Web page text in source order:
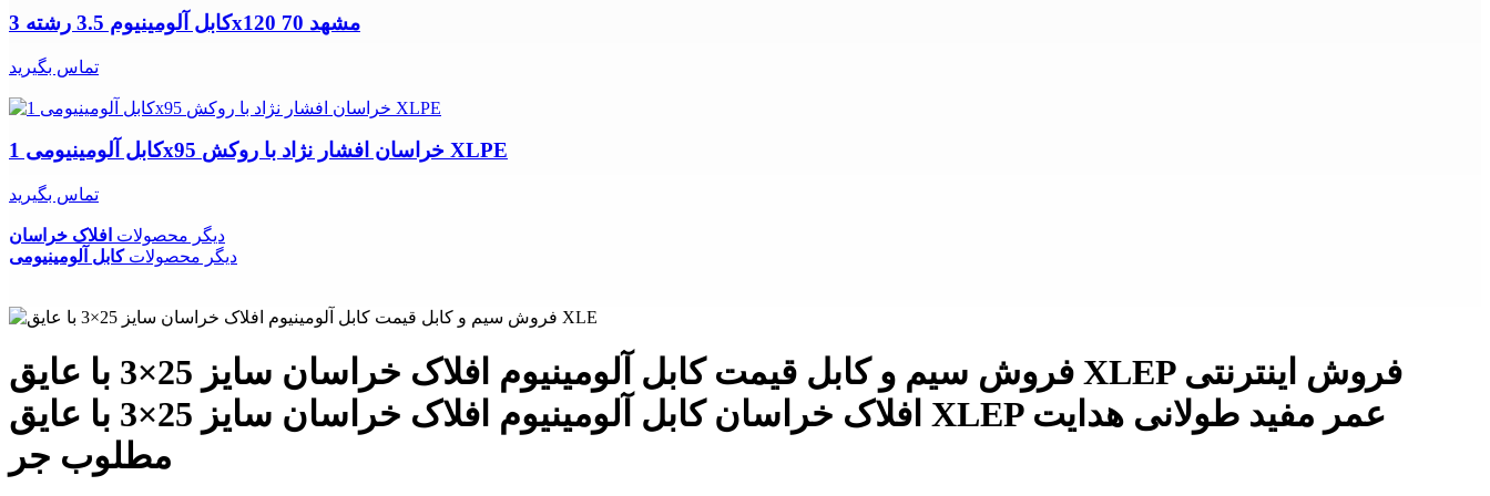
کابل آلومینیوم 3.5 رشته 3x120 70 مشهد
تماس بگیرید
کابل آلومینیومی 1x95 خراسان افشار نژاد با روکش XLPE
تماس بگیرید
دیگر محصولات افلاک خراسان
دیگر محصولاتکابل آلومینیومی
فروش سیم و کابل قیمت کابل آلومینیوم افلاک خراسان سایز 25×3 با عایق XLEP فروش اینترنتی
افلاک خراسان کابل آلومینیوم افلاک خراسان سایز 25×3 با عایق XLEP عمر مفید طولانی هدایت
مطلوب جر